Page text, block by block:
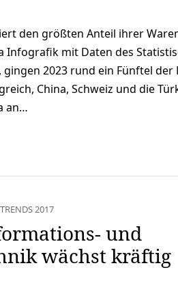
den größten Anteil ihrer
Infografik mit Daten des
2023 rund ein Fünftel der
China, Schweiz und die
an…
TRENDS 2017
und
wächst kräftig